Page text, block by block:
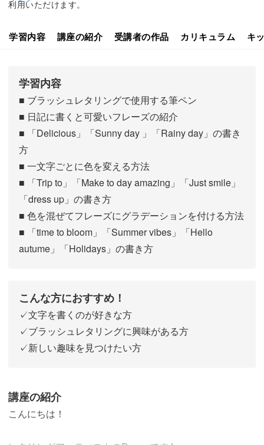
利用いただけます。
学習内容 講座の紹介 受講者の作品 カリキュラム キ
学習内容
■ ブラッシュレタリングで使用する筆ペン
■ 日記に書くと可愛いフレーズの紹介
■ 「Delicious」「Sunny day 」「Rainy day」の書き
方
■ 一文字ごとに色を変える方法
■ 「Trip to」「Make to day amazing」「Just smile」
「dress up」の書き方
■ 色を混ぜてフレーズにグラデーションを付ける方法
■ 「time to bloom」「Summer vibes」「Hello
autume」「Holidays」の書き方
こんな方におすすめ！
✓文字を書くのが好きな方
✓ブラッシュレタリングに興味がある方
✓新しい趣味を見つけたい方
講座の紹介
こんにちは！